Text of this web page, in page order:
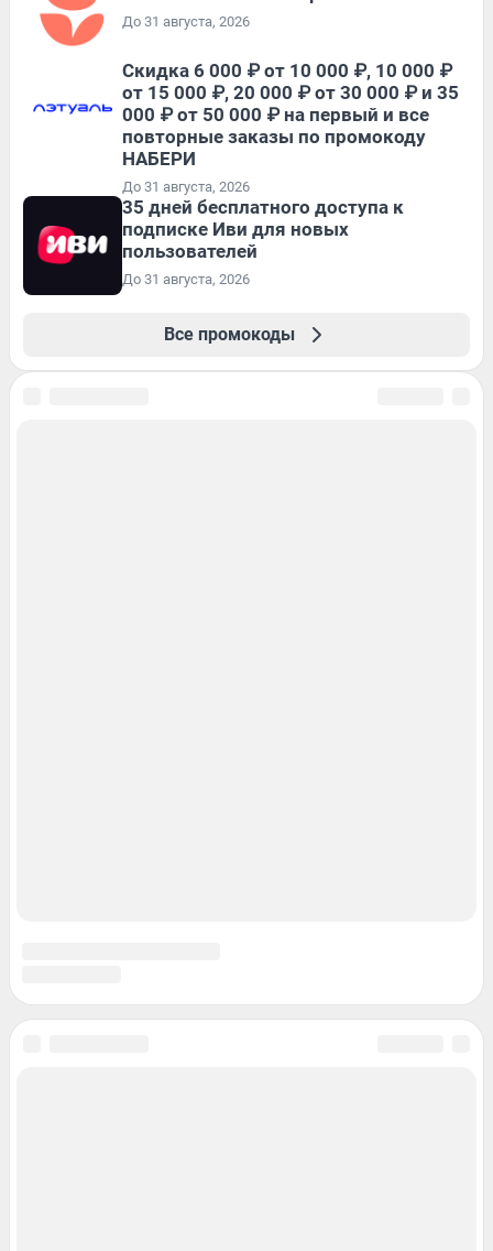
До 31 августа, 2026
Скидка 6 000 ₽ от 10 000 ₽, 10 000 ₽
от 15 000 ₽, 20 000 ₽ от 30 000 ₽ и 35
000 ₽ от 50 000 ₽ на первый и все
повторные заказы по промокоду
НАБЕРИ
До 31 августа, 2026
35 дней бесплатного доступа к
подписке Иви для новых
пользователей
До 31 августа, 2026
Все промокоды